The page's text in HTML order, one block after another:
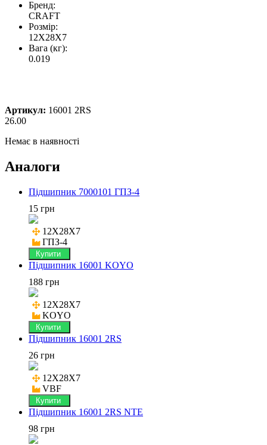
Бренд:
CRAFT
Розмір:
12X28X7
Вага (кг):
0.019
Артикул: 16001 2RS
26.00
Немає в наявності
Аналоги
Підшипник 7000101 ГПЗ-4
15 грн
12X28X7
ГПЗ-4
Купити
Підшипник 16001 KOYO
188 грн
12X28X7
KOYO
Купити
Підшипник 16001 2RS
26 грн
12X28X7
VBF
Купити
Підшипник 16001 2RS NTE
98 грн